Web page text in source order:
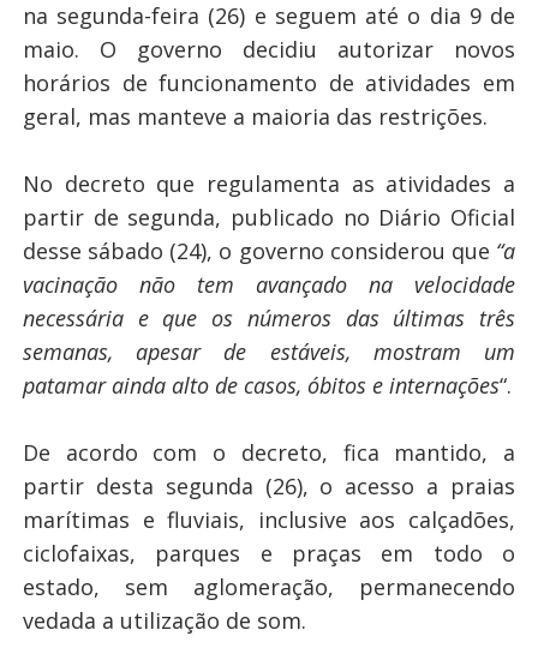
na segunda-feira (26) e seguem até o dia 9 de
maio. O governo decidiu autorizar novos
horários de funcionamento de atividades em
geral, mas manteve a maioria das restrições.
No decreto que regulamenta as atividades a
partir de segunda, publicado no Diário Oficial
desse sábado (24), o governo considerou que “a
vacinação não tem avançado na velocidade
necessária e que os números das últimas três
semanas, apesar de estáveis, mostram um
patamar ainda alto de casos, óbitos e internações“.
De acordo com o decreto, fica mantido, a
partir desta segunda (26), o acesso a praias
marítimas e fluviais, inclusive aos calçadões,
ciclofaixas, parques e praças em todo o
estado, sem aglomeração, permanecendo
vedada a utilização de som.